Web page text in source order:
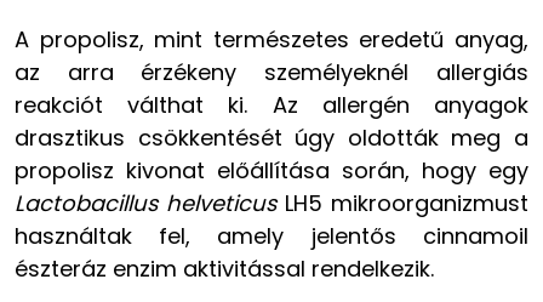
A propolisz, mint természetes eredetű anyag,
az arra érzékeny személyeknél allergiás
reakciót válthat ki. Az allergén anyagok
drasztikus csökkentését úgy oldották meg a
propolisz kivonat előállítása során, hogy egy
Lactobacillus helveticusLH5 mikroorganizmust
használtak fel, amely jelentős cinnamoil
észteráz enzim aktivitással rendelkezik.